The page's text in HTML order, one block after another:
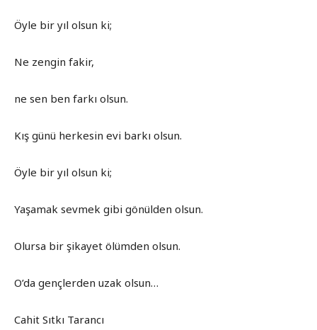
Öyle bir yıl olsun ki;
Ne zengin fakir,
ne sen ben farkı olsun.
Kış günü herkesin evi barkı olsun.
Öyle bir yıl olsun ki;
Yaşamak sevmek gibi gönülden olsun.
Olursa bir şikayet ölümden olsun.
O’da gençlerden uzak olsun…
Cahit Sıtkı Tarancı